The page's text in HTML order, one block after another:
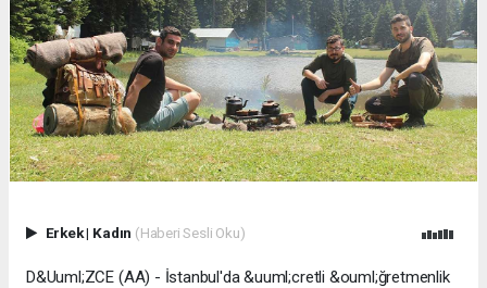
Erkek| Kadın (Haberi Sesli Oku)
D&Uuml;ZCE (AA) - İstanbul'da &uuml;cretli &ouml;ğretmenlik